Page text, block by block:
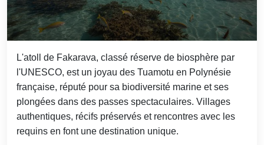
L'atoll de Fakarava, classé réserve de biosphère par
l'UNESCO, est un joyau des Tuamotu en Polynésie
française, réputé pour sa biodiversité marine et ses
plongées dans des passes spectaculaires. Villages
authentiques, récifs préservés et rencontres avec les
requins en font une destination unique.